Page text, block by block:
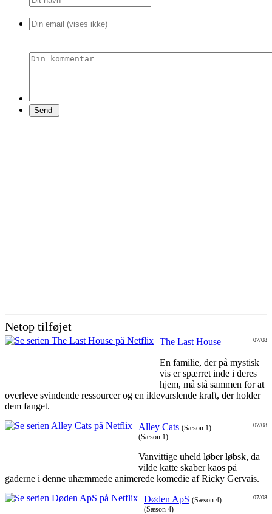
Netop tilføjet
07/08
The Last House
En familie, der på mystisk
vis er spærret inde i deres
hjem, må stå sammen for at
overleve svindende ressourcer og en ildevarslende kraft, der holder
dem fanget.
07/08
Alley Cats (Sæson 1)
(Sæson 1)
Vanvittige uheld løber løbsk, da
vilde katte skaber kaos på
gaderne i denne uhæmmede animerede komedie af Ricky Gervais.
07/08
Døden ApS (Sæson 4)
(Sæson 4)